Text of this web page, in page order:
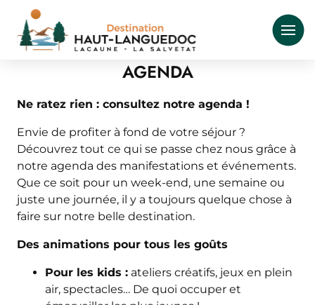
contenu
AGENDA
Ne ratez rien : consultez notre agenda !
Envie de profiter à fond de votre séjour ?
Découvrez tout ce qui se passe chez nous grâce à
notre agenda des manifestations et événements.
Que ce soit pour un week-end, une semaine ou
juste une journée, il y a toujours quelque chose à
faire sur notre belle destination.
Des animations pour tous les goûts
Pour les kids : ateliers créatifs, jeux en plein
air, spectacles… De quoi occuper et